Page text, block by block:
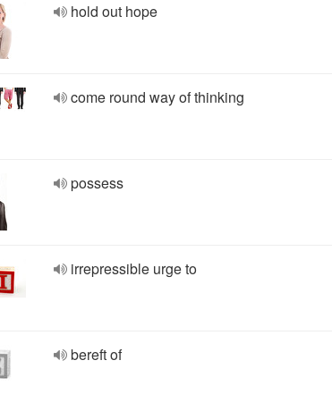
hold out hope
come round way of thinking
possess
irrepressible urge to
bereft of